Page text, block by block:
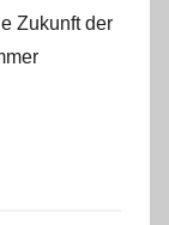
Zukunft der